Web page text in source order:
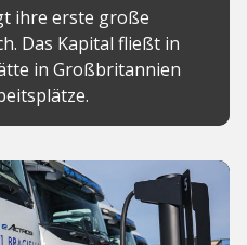
ihre erste große
Das Kapital fließt in
in Großbritannien